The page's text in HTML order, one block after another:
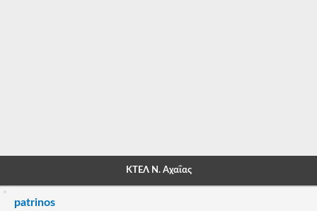
-
ΚΤΕΛ Ν. Αχαΐας
patrinos